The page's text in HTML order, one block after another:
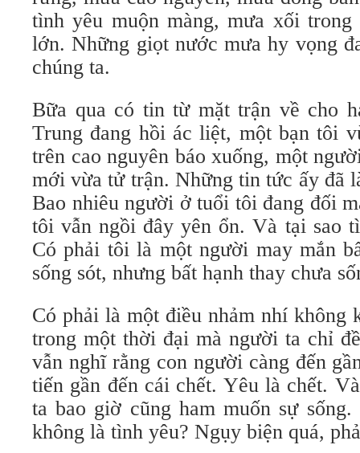
tình yêu muộn màng, mưa xối
lớn. Những giọt nước mưa hy vọng
chúng ta.
Bữa qua có tin từ mặt trận về cho
Trung đang hồi ác liệt, một bạn tôi
trên cao nguyên báo xuống, một
mới vừa tử trận. Những tin tức ấy đã
Bao nhiêu người ở tuổi tôi đang đối
tôi vẫn ngồi đây yên ổn. Và tại sao
Có phải tôi là một người may mắn
sống sót, nhưng bất hạnh thay chưa
Có phải là một điều nhảm nhí không
trong một thời đại mà người ta chỉ
vẫn nghĩ rằng con người càng đến
tiến gần đến cái chết. Yêu là chết.
ta bao giờ cũng ham muốn sự
không là tình yêu? Ngụy biện quá,